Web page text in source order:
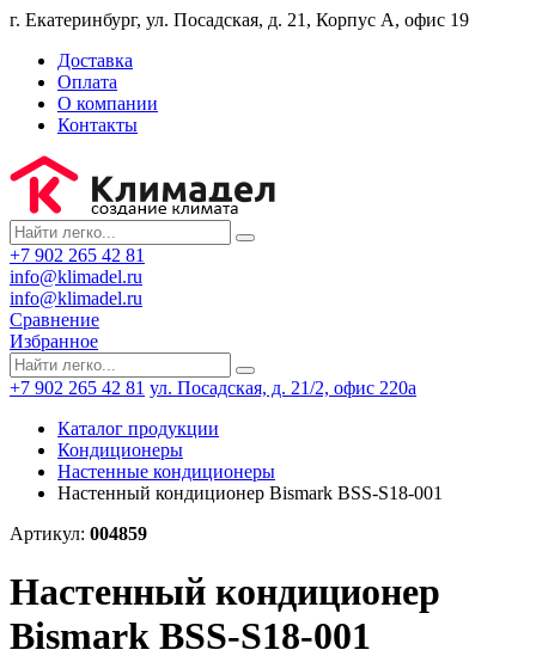
г. Екатеринбург, ул. Посадская, д. 21, Корпус А, офис 19
Доставка
Оплата
О компании
Контакты
+7 902 265 42 81
info@klimadel.ru
info@klimadel.ru
Сравнение
Избранное
+7 902 265 42 81 ул. Посадская, д. 21/2, офис 220а
Каталог продукции
Кондиционеры
Настенные кондиционеры
Настенный кондиционер Bismark BSS-S18-001
Артикул: 004859
Настенный кондиционер
Bismark BSS-S18-001